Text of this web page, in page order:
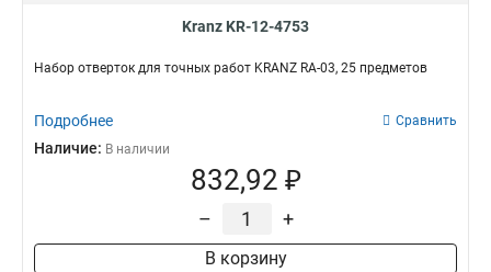
Kranz KR-12-4753
Набор отверток для точных работ KRANZ RA-03, 25 предметов
Подробнее Сравнить
Наличие: В наличии
832,92 ₽
– +
В корзину